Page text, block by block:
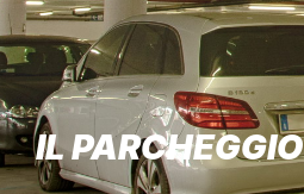
IL PARCHEGGIO